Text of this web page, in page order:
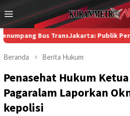
ke
konten
Menu
Mobile
TransJakarta: Publik Perlu Tahu,
Beranda Berita Hukum
Penasehat Hukum
Pagaralam Laporkan
kepolisi